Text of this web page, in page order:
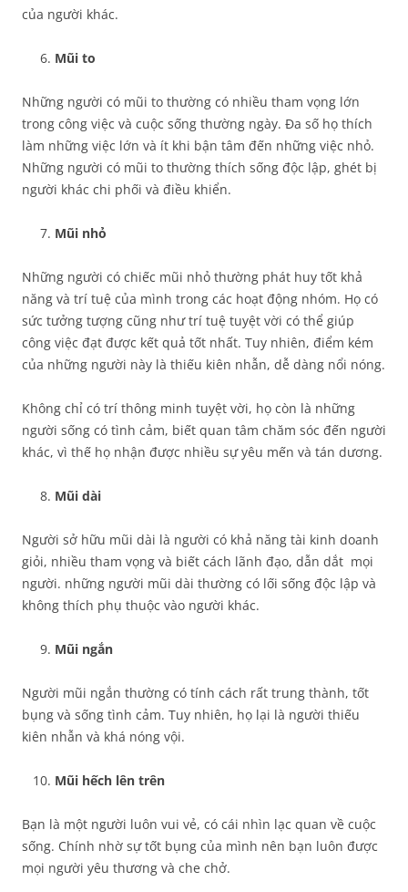
của người khác.
Mũi to
Những người có mũi to thường có nhiều tham vọng lớn
trong công việc và cuộc sống thường ngày. Đa số họ thích
làm những việc lớn và ít khi bận tâm đến những việc nhỏ.
Những người có mũi to thường thích sống độc lập, ghét bị
người khác chi phối và điều khiển.
Mũi nhỏ
Những người có chiếc mũi nhỏ thường phát huy tốt khả
năng và trí tuệ của mình trong các hoạt động nhóm. Họ có
sức tưởng tượng cũng như trí tuệ tuyệt vời có thể giúp
công việc đạt được kết quả tốt nhất. Tuy nhiên, điểm kém
của những người này là thiếu kiên nhẫn, dễ dàng nổi nóng.
Không chỉ có trí thông minh tuyệt vời, họ còn là những
người sống có tình cảm, biết quan tâm chăm sóc đến người
khác, vì thế họ nhận được nhiều sự yêu mến và tán dương.
Mũi dài
Người sở hữu mũi dài là người có khả năng tài kinh doanh
giỏi, nhiều tham vọng và biết cách lãnh đạo, dẫn dắt mọi
người. những người mũi dài thường có lối sống độc lập và
không thích phụ thuộc vào người khác.
Mũi ngắn
Người mũi ngắn thường có tính cách rất trung thành, tốt
bụng và sống tình cảm. Tuy nhiên, họ lại là người thiếu
kiên nhẫn và khá nóng vội.
Mũi hếch lên trên
Bạn là một người luôn vui vẻ, có cái nhìn lạc quan về cuộc
sống. Chính nhờ sự tốt bụng của mình nên bạn luôn được
mọi người yêu thương và che chở.